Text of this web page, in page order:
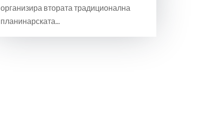
организира втората традиционална
планинарската...